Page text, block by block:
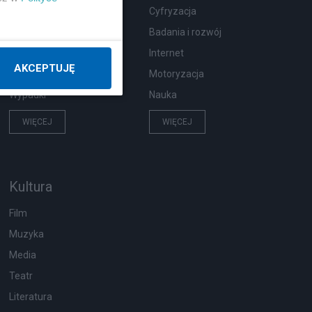
Ekologia
Wypadki
WIĘCEJ
Cyfryzacja
Badania i rozwój
Internet
Motoryzacja
Nauka
WIĘCEJ
Kultura
Film
Muzyka
Media
Teatr
Literatura
AKCEPTUJĘ